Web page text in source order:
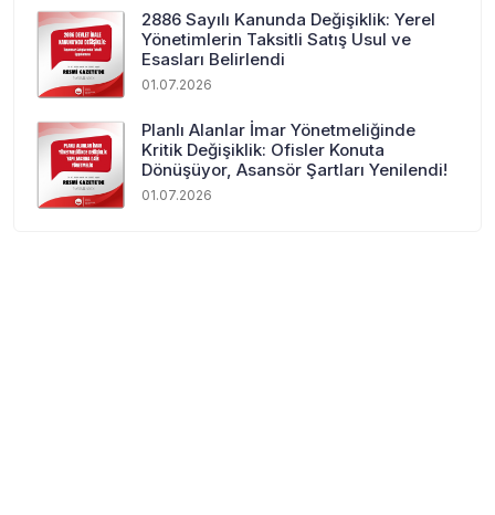
2886 Sayılı Kanunda Değişiklik: Yerel
Yönetimlerin Taksitli Satış Usul ve
Esasları Belirlendi
01.07.2026
Planlı Alanlar İmar Yönetmeliğinde
Kritik Değişiklik: Ofisler Konuta
Dönüşüyor, Asansör Şartları Yenilendi!
01.07.2026